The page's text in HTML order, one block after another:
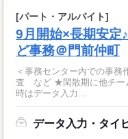
[パート・アルバイト]
9月開始×長期安定
ど事務＠門前仲町
＜事務センター内での事務作業＞ ・書類の開封・仕分け
査 など ★閑散期に他チームへのサポート業務有。 サポート業務
時はデータ入力...
データ入力・タイ